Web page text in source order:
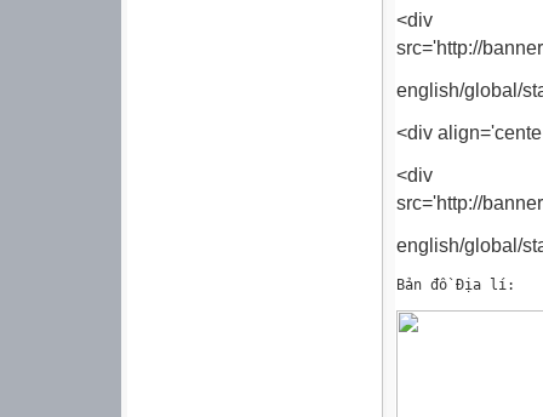
<div
src='http://
english/global/
<div
<div
src='http://
english/global/
Bản đồ Địa lí: